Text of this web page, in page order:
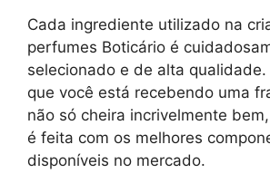
Cada ingrediente utilizado na
perfumes Boticário é
selecionado e de alta qualidade.
que você está recebendo uma
não só cheira incrivelmente
é feita com os melhores
disponíveis no mercado.